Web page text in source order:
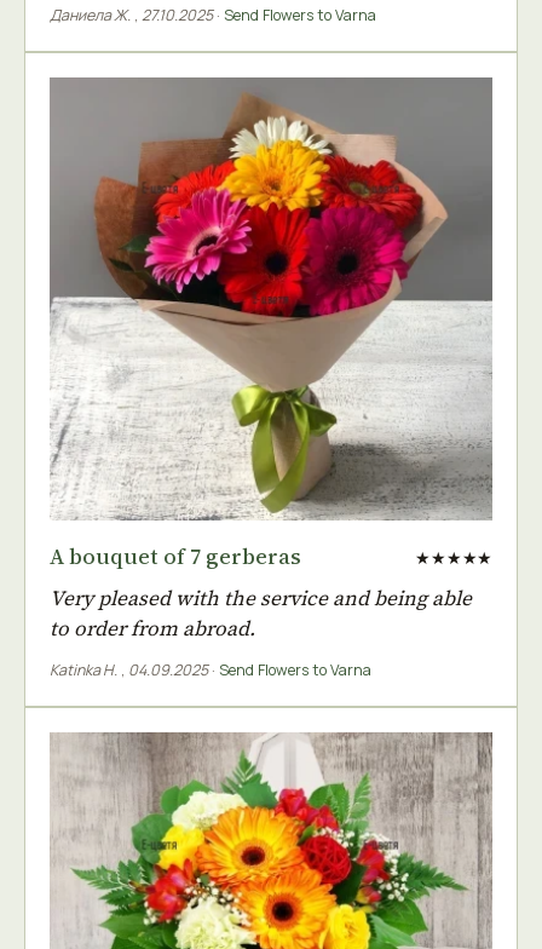
Даниела Ж. , 27.10.2025· Send Flowers to Varna
A bouquet of 7 gerberas ★★★★★
Very pleased with the service and being able
to order from abroad.
Katinka H. , 04.09.2025· Send Flowers to Varna